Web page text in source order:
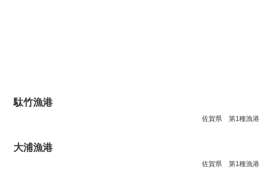
駄竹漁港
佐賀県 第1種漁港
大浦漁港
佐賀県 第1種漁港